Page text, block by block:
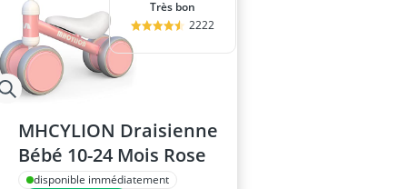
Très bon
2222
MHCYLION Draisienne
Bébé 10-24 Mois Rose
disponible immédiatement